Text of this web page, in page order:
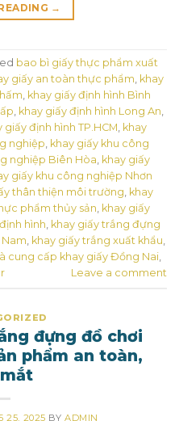
→
bao bì giấy thực phẩm xuất
giấy an toàn thực phẩm, khay
, khay giấy định hình Bình
, khay giấy định hình Long An,
giấy định hình TP.HCM, khay
nghiệp, khay giấy khu công
nghiệp Biên Hòa, khay giấy
giấy khu công nghiệp Nhơn
thân thiện môi trường, khay
phẩm thủy sản, khay giấy
hình, khay giấy trắng đựng
, khay giấy trắng xuất khẩu,
cung cấp khay giấy Đồng Nai,
Leave a comment
đựng đồ chơi
phẩm an toàn,
25, 2025 BY ADMIN